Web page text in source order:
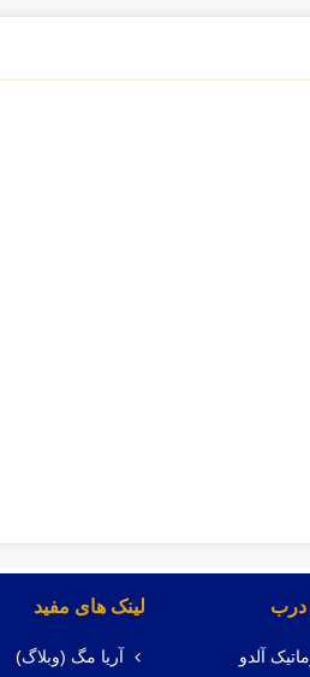
درب
آلدو
لینک های مفید
آریا مگ (وبلاگ)